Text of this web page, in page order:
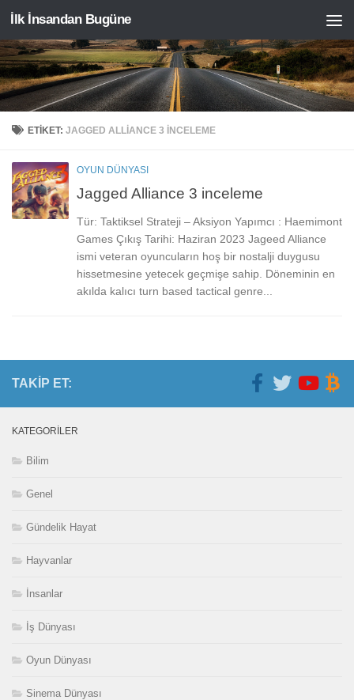
Skip to content
İlk İnsandan Bugüne
ETIKET:JAGGED ALLIANCE 3 INCELEME
OYUN DÜNYASI
Jagged Alliance 3 inceleme
Tür: Taktiksel Strateji – Aksiyon Yapımcı : Haemimont
Games Çıkış Tarihi: Haziran 2023 Jageed Alliance
ismi veteran oyuncuların hoş bir nostalji duygusu
hissetmesine yetecek geçmişe sahip. Döneminin en
akılda kalıcı turn based tactical genre...
TAKIP ET:
KATEGORILER
Bilim
Genel
Gündelik Hayat
Hayvanlar
İnsanlar
İş Dünyası
Oyun Dünyası
Sinema Dünyası